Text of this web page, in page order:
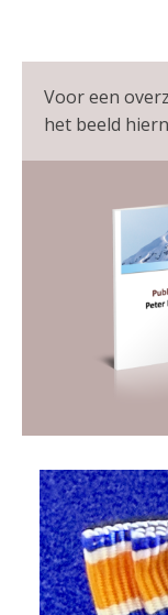
Voor een
het beeld